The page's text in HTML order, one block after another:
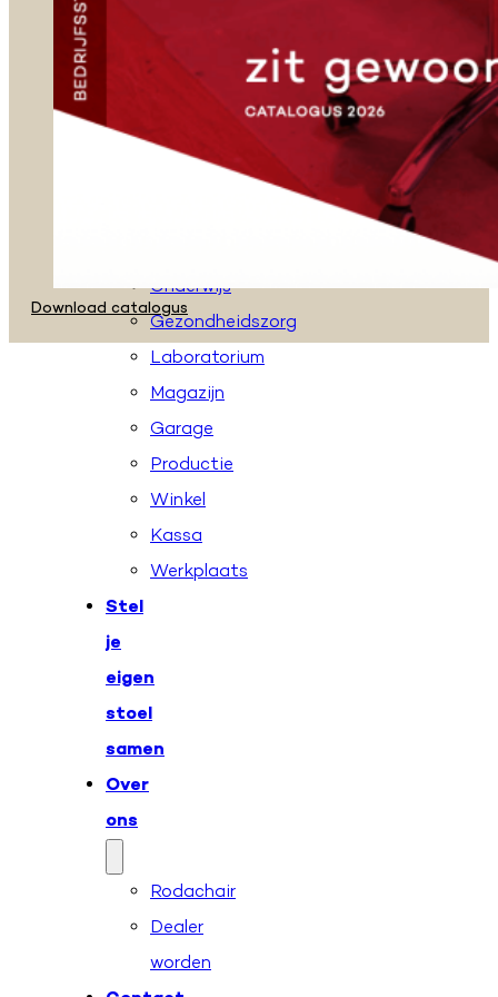
Taboeretten
Loketstoelen
Accessoires
Onderwijs
Gezondheidszorg
Laboratorium
Magazijn
Garage
Productie
Winkel
Kassa
Werkplaats
Stel
je
eigen
stoel
samen
Over
ons
Rodachair
Dealer
worden
Download catalogus